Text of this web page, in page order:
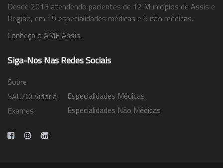
Desde 2013 atendendo pacientes de 12 Municípios de Assis e
Região, em 19 especialidades médicas e 5 não médicas.
Conheça o AME Assis.
Siga-Nos Nas Redes Sociais
Sobre
SAU/Ouvidoria
Exames
Especialidades Médicas
Especialidades Não Médicas